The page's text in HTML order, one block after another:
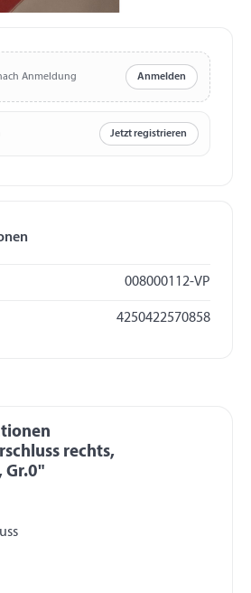
Anmeldung Anmelden
Jetzt registrieren
008000112-VP
4250422570858
rechts,
Gr.0"